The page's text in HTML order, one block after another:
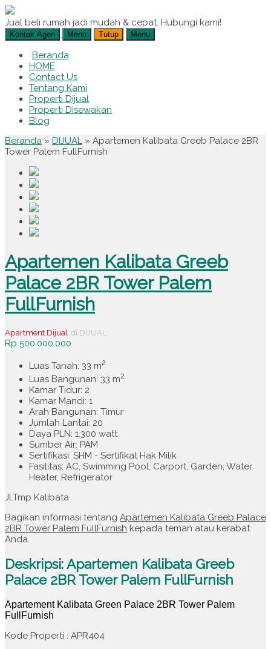
Jual beli rumah jadi mudah & cepat. Hubungi kami!
Kontak Agen Menu Tutup Menu
Beranda
HOME
Contact Us
Tentang Kami
Properti Dijual
Properti Disewakan
Blog
Beranda » DIJUAL » Apartemen Kalibata Greeb Palace 2BR
Tower Palem FullFurnish
Apartemen Kalibata Greeb
Palace 2BR Tower Palem
FullFurnish
Apartment Dijual di DIJUAL
Rp 500.000.000
Luas Tanah: 33 m2
Luas Bangunan: 33 m2
Kamar Tidur: 2
Kamar Mandi: 1
Arah Bangunan: Timur
Jumlah Lantai: 20
Daya PLN: 1.300 watt
Sumber Air: PAM
Sertifikasi: SHM - Sertifikat Hak Milik
Fasilitas: AC, Swimming Pool, Carport, Garden, Water
Heater, Refrigerator
Jl.Tmp Kalibata
Bagikan informasi tentang Apartemen Kalibata Greeb Palace
2BR Tower Palem FullFurnish kepada teman atau kerabat
Anda.
Deskripsi: Apartemen Kalibata Greeb
Palace 2BR Tower Palem FullFurnish
Apartement Kalibata Green Palace 2BR Tower Palem
FullFurnish
Kode Properti : APR404